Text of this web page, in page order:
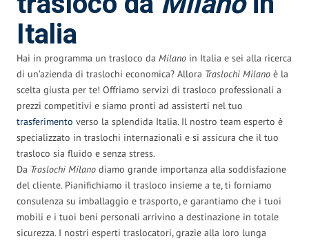
Italia
Hai in programma un trasloco da Milano in Italia e sei alla ricerca
di un’azienda di traslochi economica? Allora Traslochi Milano è la
scelta giusta per te! Offriamo servizi di trasloco professionali a
prezzi competitivi e siamo pronti ad assisterti nel tuo
trasferimento verso la splendida Italia. Il nostro team esperto è
specializzato in traslochi internazionali e si assicura che il tuo
trasloco sia fluido e senza stress.
Da Traslochi Milano diamo grande importanza alla soddisfazione
del cliente. Pianifichiamo il trasloco insieme a te, ti forniamo
consulenza su imballaggio e trasporto, e garantiamo che i tuoi
mobili e i tuoi beni personali arrivino a destinazione in totale
sicurezza. I nostri esperti traslocatori, grazie alla loro lunga